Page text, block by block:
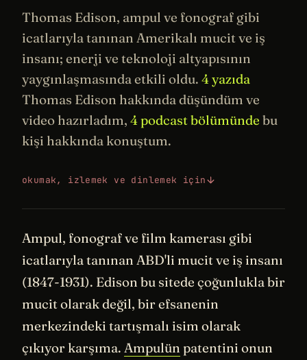
Thomas Edison, ampul ve fonograf gibi
icatlarıyla tanınan Amerikalı mucit ve iş
insanı; enerji ve teknoloji altyapısının
yaygınlaşmasında etkili oldu. 4 yazıda
Thomas Edison hakkında düşündüm ve
video hazırladım, 4 podcast bölümünde bu
kişi hakkında konuştum.
okumak, izlemek ve dinlemek için
Ampul, fonograf ve film kamerası gibi
icatlarıyla tanınan ABD'li mucit ve iş insanı
(1847-1931). Edison bu sitede çoğunlukla bir
mucit olarak değil, bir efsanenin
merkezindeki tartışmalı isim olarak
çıkıyor karşıma. Ampulün patentini onun